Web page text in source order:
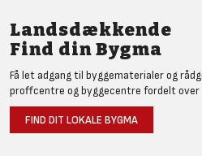
Landsdækkende
Find din Bygma
Få let adgang til byggematerialer og
proffcentre og byggecentre fordelt over
FIND DIT LOKALE BYGMA